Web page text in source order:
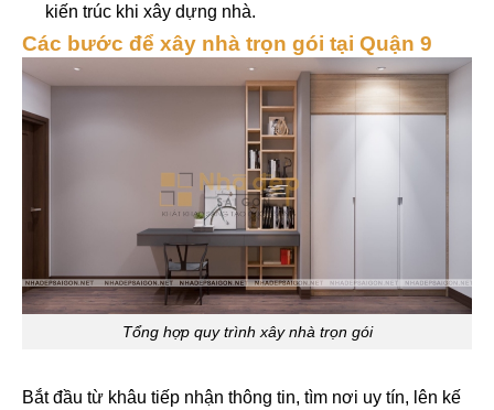
kiến trúc khi xây dựng nhà.
Các bước để xây nhà trọn gói tại Quận 9
Tổng hợp quy trình xây nhà trọn gói
Bắt đầu từ khâu tiếp nhận thông tin, tìm nơi uy tín, lên kế